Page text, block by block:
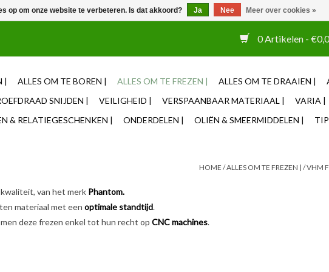
0 Artikelen -
| ALLES OM TE BOREN | ALLES OM TE FREZEN | ALLES OM TE DRAAIEN |
SNIJDEN | VEILIGHEID | VERSPAANBAAR MATERIAAL | VARIA |
& RELATIEGESCHENKEN | ONDERDELEN | OLIËN & SMEERMIDDELEN |
HOME /ALLES OM TE FREZEN | /VHM
van het merk Phantom.
materiaal met een optimale standtijd.
deze frezen enkel tot hun recht op CNC machines.
op om onze website te verbeteren. Is dat akkoord? Ja Nee Meer over cookies »
12u besteld, zelfde dag verzonden ✓ Eigen adviseurs ✓ Naast tooling ook